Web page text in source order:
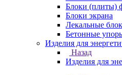
Блоки (плиты)
Блоки экрана
Лекальные
Бетонные
Изделия для
Назад
Изделия для